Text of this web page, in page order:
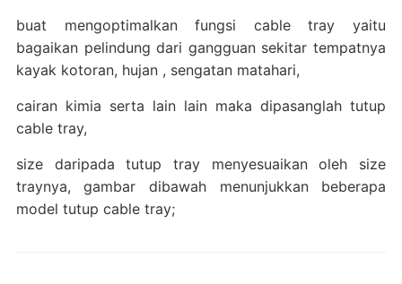
buat mengoptimalkan fungsi cable tray yaitu
bagaikan pelindung dari gangguan sekitar tempatnya
kayak kotoran, hujan , sengatan matahari,
cairan kimia serta lain lain maka dipasanglah tutup
cable tray,
size daripada tutup tray menyesuaikan oleh size
traynya, gambar dibawah menunjukkan beberapa
model tutup cable tray;